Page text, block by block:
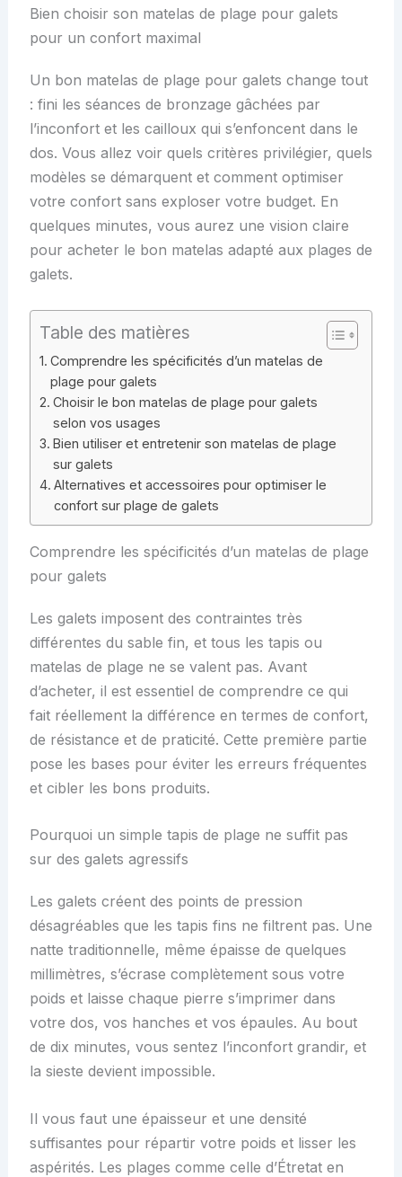
Bien choisir son matelas de plage pour galets
pour un confort maximal
Un bon matelas de plage pour galets change tout
: fini les séances de bronzage gâchées par
l’inconfort et les cailloux qui s’enfoncent dans le
dos. Vous allez voir quels critères privilégier, quels
modèles se démarquent et comment optimiser
votre confort sans exploser votre budget. En
quelques minutes, vous aurez une vision claire
pour acheter le bon matelas adapté aux plages de
galets.
Table des matières
Comprendre les spécificités d’un matelas de
plage pour galets
Choisir le bon matelas de plage pour galets
selon vos usages
Bien utiliser et entretenir son matelas de plage
sur galets
Alternatives et accessoires pour optimiser le
confort sur plage de galets
Comprendre les spécificités d’un matelas de plage
pour galets
Les galets imposent des contraintes très
différentes du sable fin, et tous les tapis ou
matelas de plage ne se valent pas. Avant
d’acheter, il est essentiel de comprendre ce qui
fait réellement la différence en termes de confort,
de résistance et de praticité. Cette première partie
pose les bases pour éviter les erreurs fréquentes
et cibler les bons produits.
Pourquoi un simple tapis de plage ne suffit pas
sur des galets agressifs
Les galets créent des points de pression
désagréables que les tapis fins ne filtrent pas. Une
natte traditionnelle, même épaisse de quelques
millimètres, s’écrase complètement sous votre
poids et laisse chaque pierre s’imprimer dans
votre dos, vos hanches et vos épaules. Au bout
de dix minutes, vous sentez l’inconfort grandir, et
la sieste devient impossible.
Il vous faut une épaisseur et une densité
suffisantes pour répartir votre poids et lisser les
aspérités. Les plages comme celle d’Étretat en